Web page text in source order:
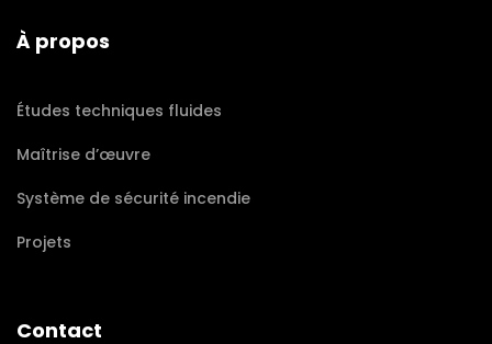
À propos
Études techniques fluides
Maîtrise d’œuvre
Système de sécurité incendie
Projets
Contact